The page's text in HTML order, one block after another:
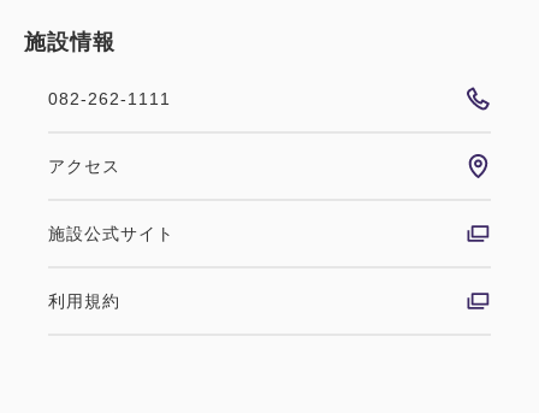
施設情報
082-262-1111
アクセス
施設公式サイト
利用規約